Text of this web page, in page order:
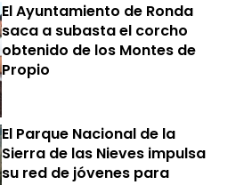
El Ayuntamiento de Ronda
saca a subasta el corcho
obtenido de los Montes de
Propio
El Parque Nacional de la
Sierra de las Nieves impulsa
su red de jóvenes para